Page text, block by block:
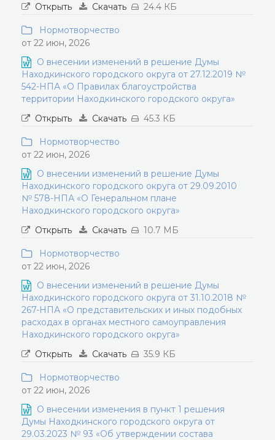
Открыть
Скачать 24.4 КБ
Нормотворчество
от 22 июн, 2026
О внесении изменений в решение Думы
Находкинского городского округа от 27.12.2019 №
542-НПА «О Правилах благоустройства
территории Находкинского городского округа»
Открыть
Скачать 45.3 КБ
Нормотворчество
от 22 июн, 2026
О внесении изменений в решение Думы
Находкинского городского округа от 29.09.2010
№ 578-НПА «О Генеральном плане
Находкинского городского округа»
Открыть
Скачать 10.7 МБ
Нормотворчество
от 22 июн, 2026
О внесении изменений в решение Думы
Находкинского городского округа от 31.10.2018 №
267-НПА «О представительских и иных подобных
расходах в органах местного самоуправления
Находкинского городского округа»
Открыть
Скачать 35.9 КБ
Нормотворчество
от 22 июн, 2026
О внесении изменения в пункт 1 решения
Думы Находкинского городского округа от
29.03.2023 № 93 «Об утверждении состава